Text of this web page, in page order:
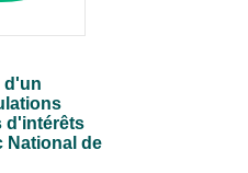
d'un
d'intérêts
National de